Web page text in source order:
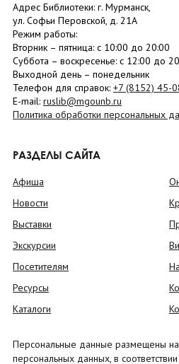
Адрес Библиотеки: г. Мурманск,
ул. Софьи Перовской, д. 21А
Режим работы:
Вторник – пятница: с 10:00 до 20:00
Суббота – воскресенье: c 12:00 до
Выходной день – понедельник
Телефон для справок: +7 (8152) 45-
E-mail: ruslib@mgounb.ru
Политика обработки персональных
РАЗДЕЛЫ САЙТА
Афиша
Новости
Выставки
Экскурсии
Посетителям
Ресурсы
Каталоги
Персональные данные размещены на
персональных данных, в